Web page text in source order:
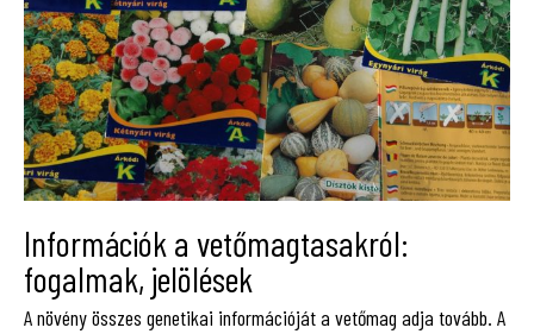
Információk a vetőmagtasakról:
fogalmak, jelölések
A növény összes genetikai információját a vetőmag adja tovább. A